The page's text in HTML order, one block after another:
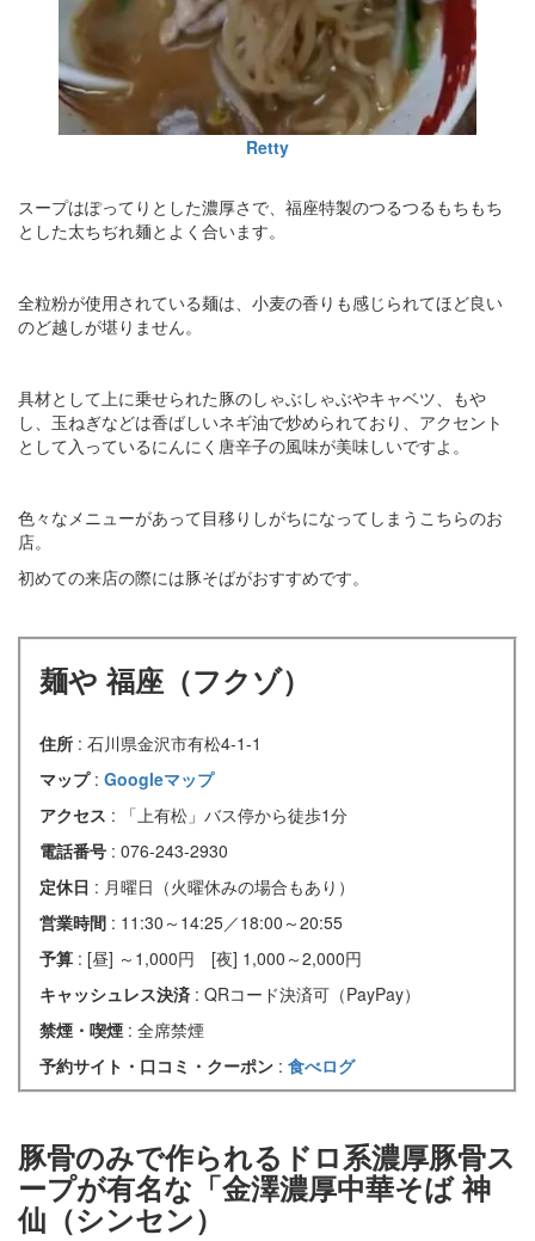
Retty
スープはぽってりとした濃厚さで、福座特製のつるつるもちもち
とした太ちぢれ麺とよく合います。
全粒粉が使用されている麺は、小麦の香りも感じられてほど良い
のど越しが堪りません。
具材として上に乗せられた豚のしゃぶしゃぶやキャベツ、もや
し、玉ねぎなどは香ばしいネギ油で炒められており、アクセント
として入っているにんにく唐辛子の風味が美味しいですよ。
色々なメニューがあって目移りしがちになってしまうこちらのお
店。
初めての来店の際には豚そばがおすすめです。
麺や 福座（フクゾ）
住所 : 石川県金沢市有松4-1-1
マップ : Googleマップ
アクセス : 「上有松」バス停から徒歩1分
電話番号 : 076-243-2930
定休日 : 月曜日（火曜休みの場合もあり）
営業時間 : 11:30～14:25／18:00～20:55
予算 : [昼] ～1,000円 [夜] 1,000～2,000円
キャッシュレス決済 : QRコード決済可（PayPay）
禁煙・喫煙 : 全席禁煙
予約サイト・口コミ・クーポン : 食べログ
豚骨のみで作られるドロ系濃厚豚骨ス
ープが有名な「金澤濃厚中華そば 神
仙（シンセン）